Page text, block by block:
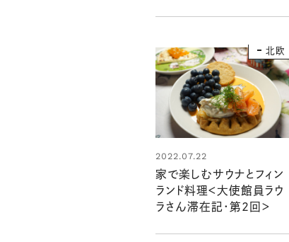
北欧
2022.07.22
家で楽しむサウナとフィン
ランド料理＜大使館員ラウ
ラさん滞在記・第2回＞